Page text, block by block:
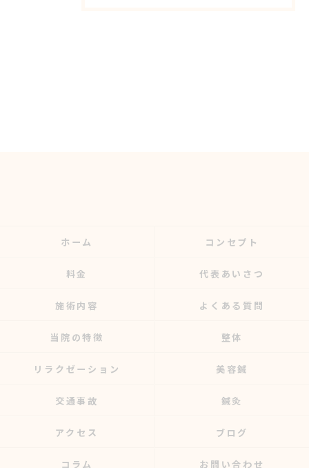
ホーム コンセプト
料金 代表あいさつ
施術内容 よくある質問
当院の特徴 整体
リラクゼーション 美容鍼
交通事故 鍼灸
アクセス ブログ
コラム お問い合わせ